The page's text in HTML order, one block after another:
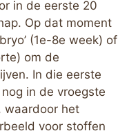
in de eerste 20
Op dat moment
(1e-8e week) of
om de
In die eerste
in de vroegste
waardoor het
voor stoffen